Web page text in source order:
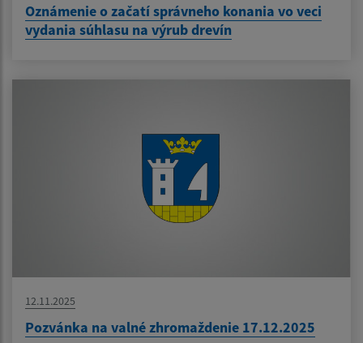
Oznámenie o začatí správneho konania vo veci
vydania súhlasu na výrub drevín
12.11.2025
Pozvánka na valné zhromaždenie 17.12.2025